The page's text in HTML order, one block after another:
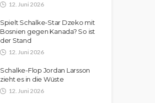
12. Juni 2026
Spielt Schalke-Star Dzeko mit
Bosnien gegen Kanada? So ist
der Stand
12. Juni 2026
Schalke-Flop Jordan Larsson
zieht es in die Wüste
12. Juni 2026